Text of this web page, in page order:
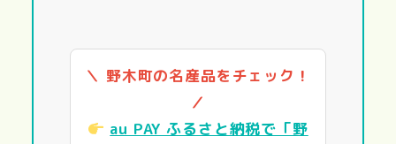
＼ 野木町の名産品をチェック！
／
au PAY ふるさと納税で「野